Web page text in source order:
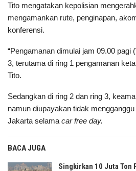
Tito mengatakan kepolisian
mengamankan rute, penginapan,
konferensi.
“Pengamanan dimulai jam 09.00 pagi
3, terutama di ring 1 pengamanan
Tito.
Sedangkan di ring 2 dan ring 3,
namun diupayakan tidak
Jakarta selama car free day.
BACA JUGA
Singkirkan 10 Juta Ton